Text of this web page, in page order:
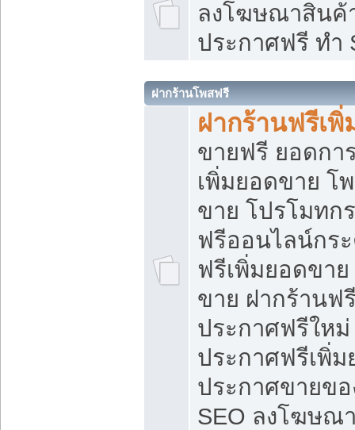
ลงโฆษณาสิน
ประกาศฟรี ทำ
ฝากร้านโพสฟรี
ฝากร้านฟรีเ
ขายฟรี ยอดกา
เพิ่มยอดขาย โ
ขาย โปรโมทก
ฟรีออนไลน์กร
ฟรีเพิ่มยอดขา
ขาย ฝากร้านฟ
ประกาศฟรีใหม่
ประกาศฟรีเพิ่
ประกาศขายข
SEO ลงโฆษณ